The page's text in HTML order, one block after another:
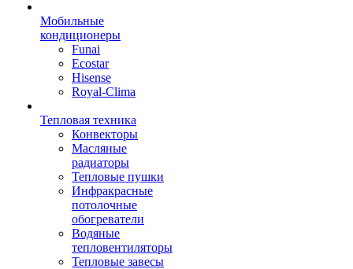
Мобильные
кондиционеры
Funai
Ecostar
Hisense
Royal-Clima
Тепловая техника
Конвекторы
Масляные
радиаторы
Тепловые пушки
Инфракрасные
потолочные
обогреватели
Водяные
тепловентиляторы
Тепловые завесы